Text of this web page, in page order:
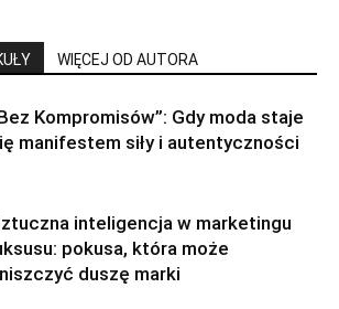
WIĘCEJ OD AUTORA
Kompromisów”: Gdy moda staje
manifestem siły i autentyczności
inteligencja w marketingu
pokusa, która może
duszę marki